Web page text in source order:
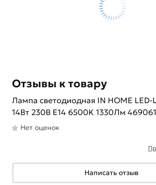
Отзывы к товару
Лампа светодиодная IN HOME
14Вт 230В E14 6500K 1330Лм
Нет оценок
Написать отзыв